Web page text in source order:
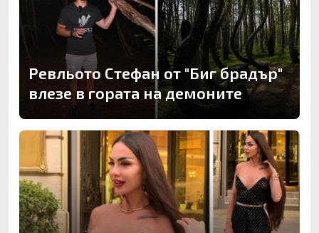
Ревльото Стефан от "Биг брадър"
влезе в гората на демоните